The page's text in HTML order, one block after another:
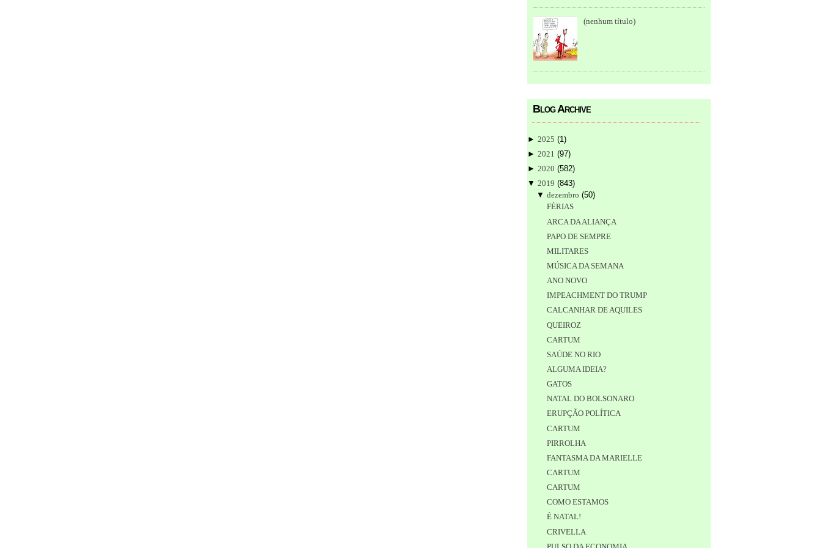
(nenhum título)
Blog Archive
► 2025 (1 )
► 2021 (97)
► 2020 (582)
▼ 2019 (843)
▼dezembro (50)
FÉRIAS
ARCA DA ALIANÇA
PAPO DE SEMPRE
MILITARES
MÚSICA DA SEMANA
ANO NOVO
IMPEACHMENT DO TRUMP
CALCANHAR DE AQUILES
QUEIROZ
CARTUM
SAÚDE NO RIO
ALGUMA IDEIA?
GATOS
NATAL DO BOLSONARO
ERUPÇÃO POLÍTICA
CARTUM
PIRROLHA
FANTASMA DA MARIELLE
CARTUM
CARTUM
COMO ESTAMOS
É NATAL!
CRIVELLA